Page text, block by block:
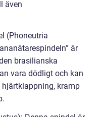
även
(Phoneutria
är
brasilianska
vara dödligt och kan
kramp